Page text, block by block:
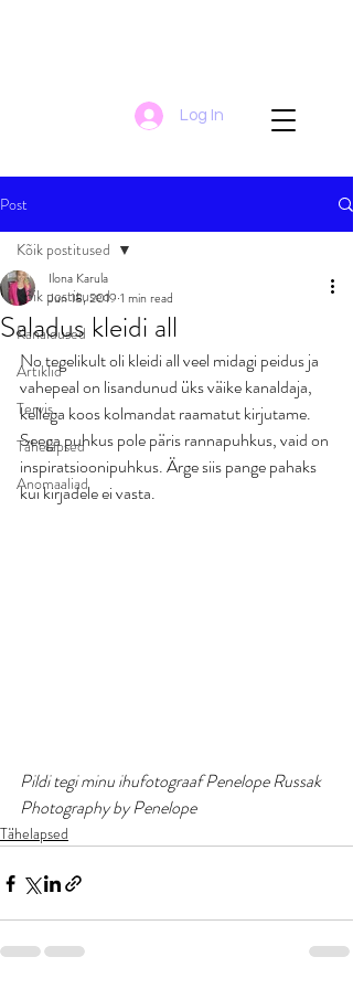
Log In
Post
Kõik postitused
Kanaldused
Artiklid
Tervis
Tähelapsed
Anomaaliad
Kõik postitused
Saladus kleidi all
Ilona Karula
Jun 18, 2019 1 min read
No tegelikult oli kleidi all veel midagi peidus ja
vahepeal on lisandunud üks väike kanaldaja,
kellega koos kolmandat raamatut kirjutame.
Seega puhkus pole päris rannapuhkus, vaid on
inspiratsioonipuhkus. Ärge siis pange pahaks
kui kirjadele ei vasta.
Pildi tegi minu ihufotograaf Penelope Russak
Photography by Penelope
Tähelapsed